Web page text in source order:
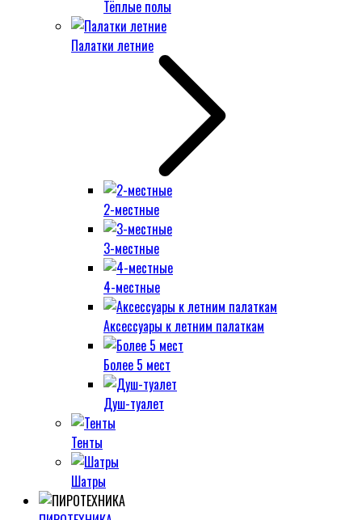
Тёплые полы
Палатки летние
2-местные
3-местные
4-местные
Аксессуары к летним палаткам
Более 5 мест
Душ-туалет
Тенты
Шатры